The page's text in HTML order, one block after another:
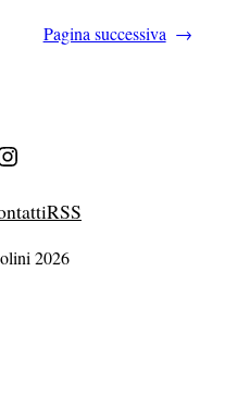
Pagina successiva →
RSS
2026